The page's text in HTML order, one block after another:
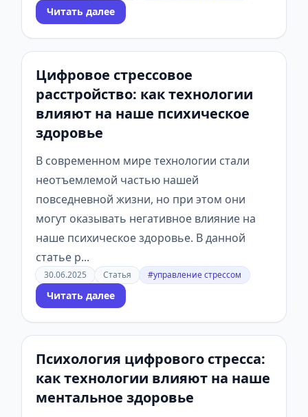
Читать далее
Цифровое стрессовое
расстройство: как технологии
влияют на наше психическое
здоровье
В современном мире технологии стали
неотъемлемой частью нашей
повседневной жизни, но при этом они
могут оказывать негативное влияние на
наше психическое здоровье. В данной
статье р...
30.06.2025 Статья #управление стрессом
Читать далее
Психология цифрового стресса:
как технологии влияют на наше
ментальное здоровье